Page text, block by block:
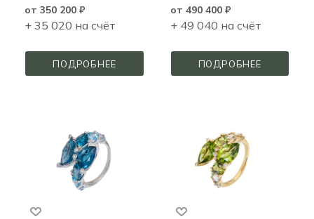
от 350 200 ₽
+ 35 020 на счёт
ПОДРОБНЕЕ
от 490 400 ₽
+ 49 040 на счёт
ПОДРОБНЕЕ